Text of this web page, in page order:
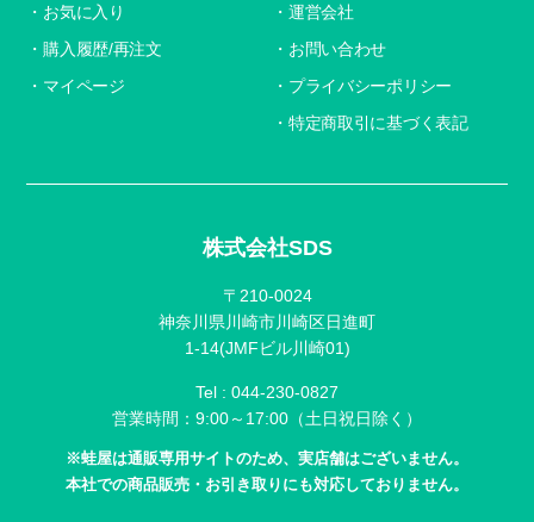
株式会社SDS
〒210-0024
神奈川県川崎市川崎区日進町
1-14(JMFビル川崎01)
Tel : 044-230-0827
営業時間：9:00～17:00（土日祝日除く）
※蛙屋は通販専用サイトのため、実店舗はございません。
本社での商品販売・お引き取りにも対応しておりません。
お気に入り
購入履歴/再注文
マイページ
運営会社
お問い合わせ
プライバシーポリシー
特定商取引に基づく表記